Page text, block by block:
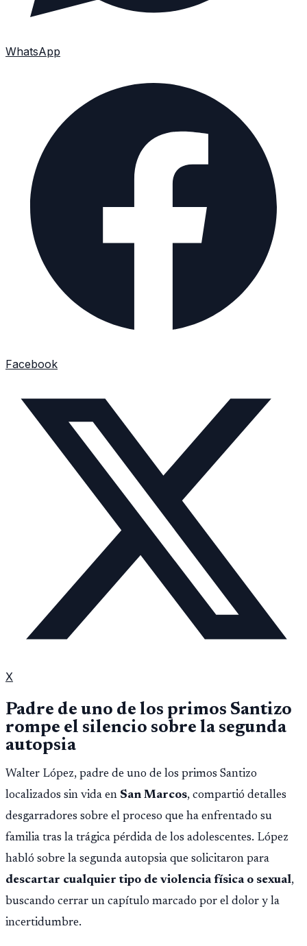
WhatsApp
Facebook
X
Padre de uno de los primos Santizo
rompe el silencio sobre la segunda
autopsia
Walter López, padre de uno de los primos Santizo
localizados sin vida en San Marcos, compartió detalles
desgarradores sobre el proceso que ha enfrentado su
familia tras la trágica pérdida de los adolescentes. López
habló sobre la segunda autopsia que solicitaron para
descartar cualquier tipo de violencia física o sexual,
buscando cerrar un capítulo marcado por el dolor y la
incertidumbre.